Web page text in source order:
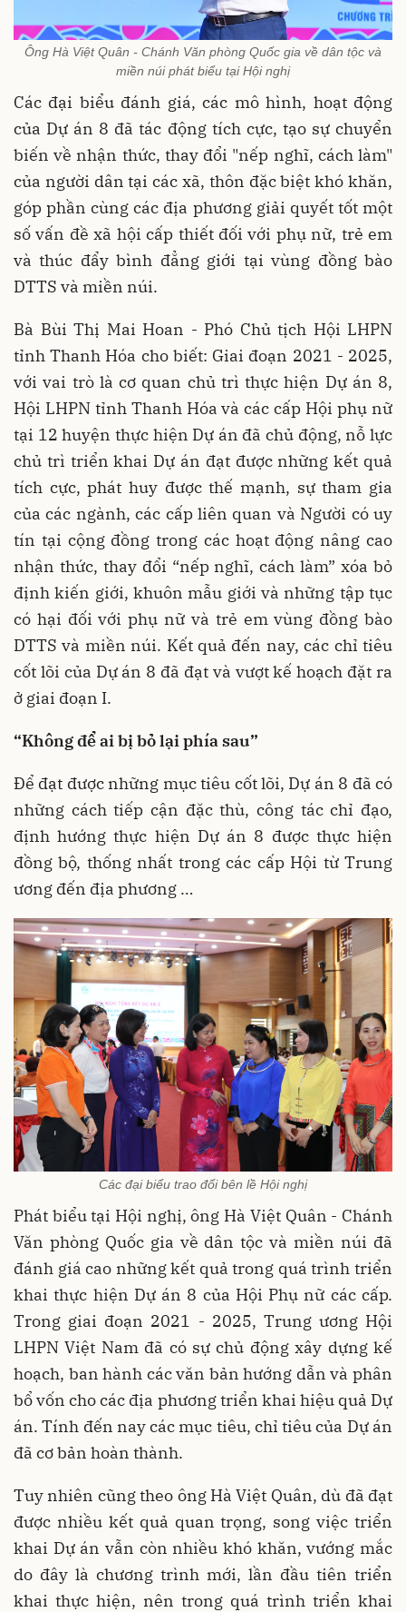
Ông Hà Việt Quân - Chánh Văn phòng Quốc gia về dân tộc và
miền núi phát biểu tại Hội nghị
Các đại biểu đánh giá, các mô hình, hoạt động
của Dự án 8 đã tác động tích cực, tạo sự chuyển
biến về nhận thức, thay đổi "nếp nghĩ, cách làm"
của người dân tại các xã, thôn đặc biệt khó khăn,
góp phần cùng các địa phương giải quyết tốt một
số vấn đề xã hội cấp thiết đối với phụ nữ, trẻ em
và thúc đẩy bình đẳng giới tại vùng đồng bào
DTTS và miền núi.
Bà Bùi Thị Mai Hoan - Phó Chủ tịch Hội LHPN
tỉnh Thanh Hóa cho biết: Giai đoạn 2021 - 2025,
với vai trò là cơ quan chủ trì thực hiện Dự án 8,
Hội LHPN tỉnh Thanh Hóa và các cấp Hội phụ nữ
tại 12 huyện thực hiện Dự án đã chủ động, nỗ lực
chủ trì triển khai Dự án đạt được những kết quả
tích cực, phát huy được thế mạnh, sự tham gia
của các ngành, các cấp liên quan và Người có uy
tín tại cộng đồng trong các hoạt động nâng cao
nhận thức, thay đổi “nếp nghĩ, cách làm” xóa bỏ
định kiến giới, khuôn mẫu giới và những tập tục
có hại đối với phụ nữ và trẻ em vùng đồng bào
DTTS và miền núi. Kết quả đến nay, các chỉ tiêu
cốt lõi của Dự án 8 đã đạt và vượt kế hoạch đặt ra
ở giai đoạn I.
“Không để ai bị bỏ lại phía sau”
Để đạt được những mục tiêu cốt lõi, Dự án 8 đã có
những cách tiếp cận đặc thù, công tác chỉ đạo,
định hướng thực hiện Dự án 8 được thực hiện
đồng bộ, thống nhất trong các cấp Hội từ Trung
ương đến địa phương …
Các đại biểu trao đổi bên lề Hội nghị
Phát biểu tại Hội nghị, ông Hà Việt Quân - Chánh
Văn phòng Quốc gia về dân tộc và miền núi đã
đánh giá cao những kết quả trong quá trình triển
khai thực hiện Dự án 8 của Hội Phụ nữ các cấp.
Trong giai đoạn 2021 - 2025, Trung ương Hội
LHPN Việt Nam đã có sự chủ động xây dựng kế
hoạch, ban hành các văn bản hướng dẫn và phân
bổ vốn cho các địa phương triển khai hiệu quả Dự
án. Tính đến nay các mục tiêu, chỉ tiêu của Dự án
đã cơ bản hoàn thành.
Tuy nhiên cũng theo ông Hà Việt Quân, dù đã đạt
được nhiều kết quả quan trọng, song việc triển
khai Dự án vẫn còn nhiều khó khăn, vướng mắc
do đây là chương trình mới, lần đầu tiên triển
khai thực hiện, nên trong quá trình triển khai